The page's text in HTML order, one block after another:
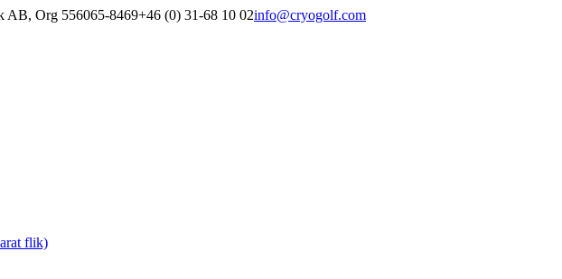
AB, Org 556065-8469+46 (0) 31-68 10 02info@cryogolf.com
flik)